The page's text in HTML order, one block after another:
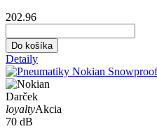
202.96
Do košíka
Detaily
Darček
loyaltyAkcia
70 dB